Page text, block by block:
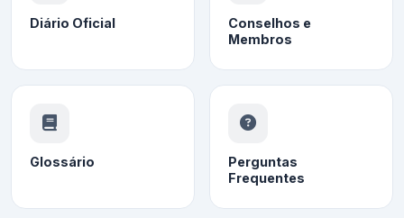
Diário Oficial
Conselhos e
Membros
Glossário
Perguntas
Frequentes